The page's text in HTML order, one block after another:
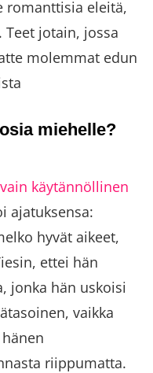
romanttisia eleitä,
Teet jotain, jossa
molemmat edun
miehelle?
käytännöllinen
ajatuksensa:
hyvät aikeet,
ettei hän
jonka hän uskoisi
vaikka
riippumatta.